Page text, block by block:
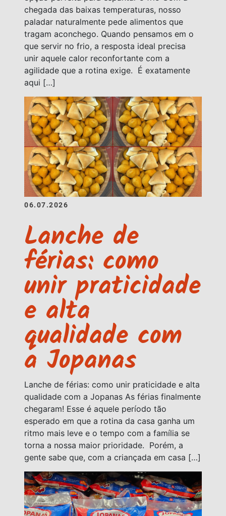
chegada das baixas temperaturas, nosso
paladar naturalmente pede alimentos que
tragam aconchego. Quando pensamos em o
que servir no frio, a resposta ideal precisa
unir aquele calor reconfortante com a
agilidade que a rotina exige. É exatamente
aqui […]
06.07.2026
Lanche de
férias: como
unir praticidade
e alta
qualidade com
a Jopanas
Lanche de férias: como unir praticidade e alta
qualidade com a Jopanas As férias finalmente
chegaram! Esse é aquele período tão
esperado em que a rotina da casa ganha um
ritmo mais leve e o tempo com a família se
torna a nossa maior prioridade. Porém, a
gente sabe que, com a criançada em casa […]